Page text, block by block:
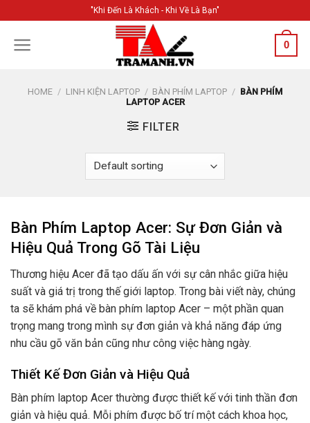
content
"Khi Đến Là Khách - Khi Về Là Bạn"
0
HOME / LINH KIỆN LAPTOP / BÀN PHÍM LAPTOP / BÀN PHÍM
LAPTOP ACER
FILTER
Bàn Phím Laptop Acer: Sự Đơn Giản và
Hiệu Quả Trong Gõ Tài Liệu
Thương hiệu Acer đã tạo dấu ấn với sự cân nhắc giữa hiệu
suất và giá trị trong thế giới laptop. Trong bài viết này, chúng
ta sẽ khám phá về bàn phím laptop Acer – một phần quan
trọng mang trong mình sự đơn giản và khả năng đáp ứng
nhu cầu gõ văn bản cũng như công việc hàng ngày.
Thiết Kế Đơn Giản và Hiệu Quả
Bàn phím laptop Acer thường được thiết kế với tinh thần đơn
giản và hiệu quả. Mỗi phím được bố trí một cách khoa học,